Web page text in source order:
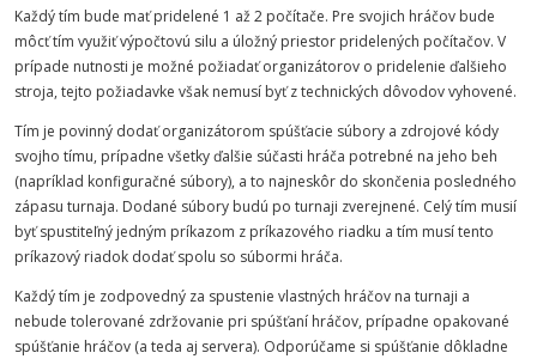
Každý tím bude mať pridelené 1 až 2 počítače. Pre svojich hráčov bude
môcť tím využiť výpočtovú silu a úložný priestor pridelených počítačov. V
prípade nutnosti je možné požiadať organizátorov o pridelenie ďalšieho
stroja, tejto požiadavke však nemusí byť z technických dôvodov vyhovené.
Tím je povinný dodať organizátorom spúšťacie súbory a zdrojové kódy
svojho tímu, prípadne všetky ďalšie súčasti hráča potrebné na jeho beh
(napríklad konfiguračné súbory), a to najneskôr do skončenia posledného
zápasu turnaja. Dodané súbory budú po turnaji zverejnené. Celý tím musií
byť spustiteľný jedným príkazom z príkazového riadku a tím musí tento
príkazový riadok dodať spolu so súbormi hráča.
Každý tím je zodpovedný za spustenie vlastných hráčov na turnaji a
nebude tolerované zdržovanie pri spúšťaní hráčov, prípadne opakované
spúšťanie hráčov (a teda aj servera). Odporúčame si spúšťanie dôkladne